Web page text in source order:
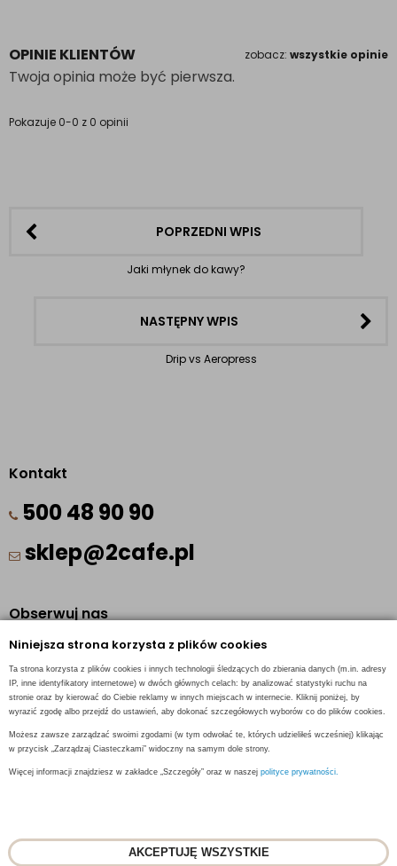
Niniejsza strona korzysta z plików cookies
Ta strona korzysta z plików cookies i innych technologii śledzących do zbierania danych (m.in. adresy
IP, inne identyfikatory internetowe) w dwóch głównych celach: by analizować statystyki ruchu na
stronie oraz by kierować do Ciebie reklamy w innych miejscach w internecie. Kliknij poniżej, by
wyrazić zgodę albo przejdź do ustawień, aby dokonać szczegółowych wyborów co do plików cookies.
Możesz zawsze zarządzać swoimi zgodami (w tym odwołać te, których udzieliłeś wcześniej) klikając
w przycisk „Zarządzaj Ciasteczkami” widoczny na samym dole strony.
Więcej informacji znajdziesz w zakładce „Szczegóły” oraz w naszej polityce prywatności.
AKCEPTUJĘ WSZYSTKIE
OPINIE KLIENTÓW zobacz: wszystkie opinie
Twoja opinia może być pierwsza.
Pokazuje 0-0 z 0 opinii
POPRZEDNI WPIS
Jaki młynek do kawy?
NASTĘPNY WPIS
Drip vs Aeropress
Kontakt
500 48 90 90
sklep@2cafe.pl
Obserwuj nas
Facebook
Pinterest
Instagram